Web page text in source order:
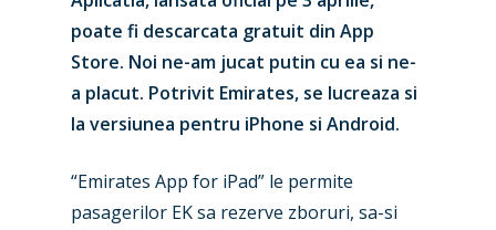
poate fi descarcata gratuit din App
Store. Noi ne-am jucat putin cu ea si ne-
a placut. Potrivit Emirates, se lucreaza si
la versiunea pentru iPhone si Android.
“Emirates App for iPad” le permite
pasagerilor EK sa rezerve zboruri, sa-si